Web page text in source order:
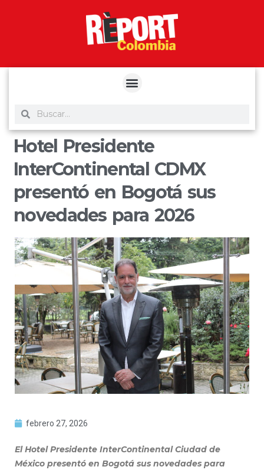
Hotel Presidente
InterContinental CDMX
presentó en Bogotá sus
novedades para 2026
febrero 27, 2026
El Hotel Presidente InterContinental Ciudad de
México presentó en Bogotá sus novedades para